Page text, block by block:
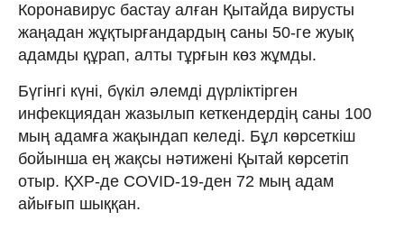
Коронавирус бастау алған Қытайда вирусты
жаңадан жұқтырғандардың саны 50-ге жуық
адамды құрап, алты тұрғын көз жұмды.
Бүгінгі күні, бүкіл әлемді дүрліктірген
инфекциядан жазылып кеткендердің саны 100
мың адамға жақындап келеді. Бұл көрсеткіш
бойынша ең жақсы нәтижені Қытай көрсетіп
отыр. ҚХР-де COVID-19-ден 72 мың адам
айығып шыққан.